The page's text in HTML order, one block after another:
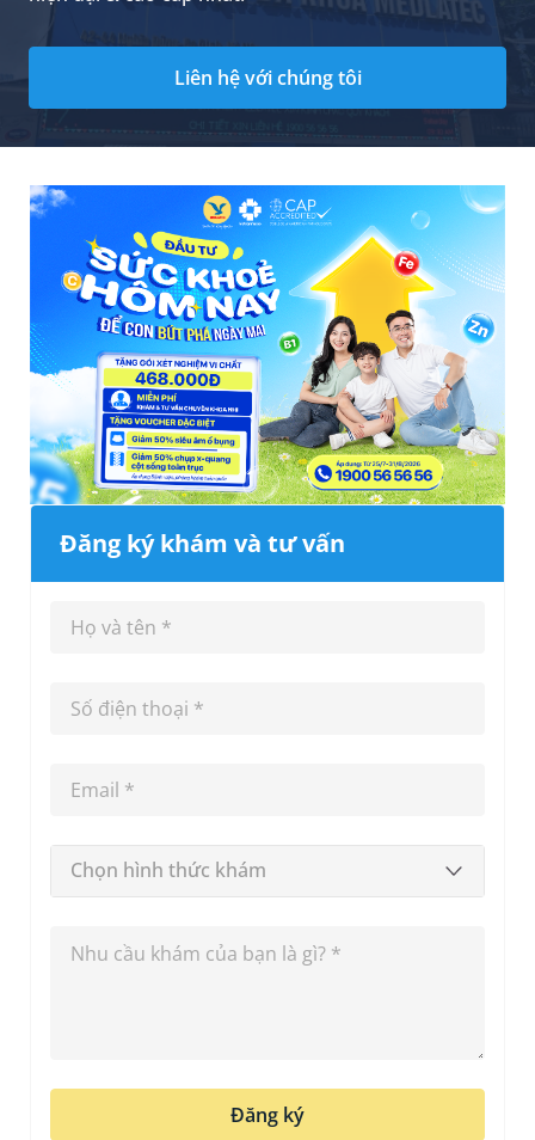
Liên hệ với chúng tôi
Đăng ký khám và tư vấn
Chọn hình thức khám
Đăng ký